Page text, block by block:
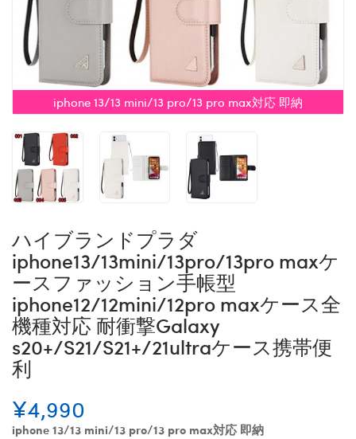
iphone 13/13 mini/13 pro/13 pro max対応 即納
ハイブランドプラダ
iphone13/13mini/13pro/13pro maxケ
ースファッション手帳型
iphone12/12mini/12pro maxケース全
機種対応 耐衝撃Galaxy
s20+/S21/S21+/21ultraケース携帯便
利
¥4,990
iphone 13/13 mini/13 pro/13 pro max対応 即納